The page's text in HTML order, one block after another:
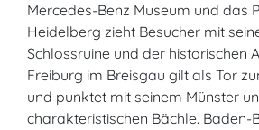
Mercedes-Benz Museum und das
Heidelberg zieht Besucher mit
Schlossruine und der historischen
Freiburg im Breisgau gilt als Tor
und punktet mit seinem Münster
charakteristischen Bächle. Baden-